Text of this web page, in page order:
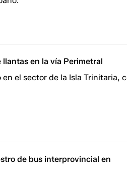
en la vía Perimetral
el sector de la Isla Trinitaria,
de bus interprovincial en